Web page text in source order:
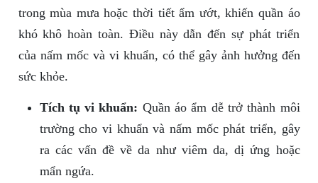
trong mùa mưa hoặc thời tiết ẩm ướt, khiến quần áo
khó khô hoàn toàn. Điều này dẫn đến sự phát triển
của nấm mốc và vi khuẩn, có thể gây ảnh hưởng đến
sức khỏe.
Tích tụ vi khuẩn: Quần áo ẩm dễ trở thành môi
trường cho vi khuẩn và nấm mốc phát triển, gây
ra các vấn đề về da như viêm da, dị ứng hoặc
mẩn ngứa.